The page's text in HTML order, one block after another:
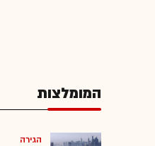
המומלצות
הגירה